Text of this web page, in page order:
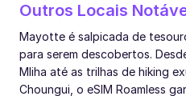
Outros Locais
Mayotte é salpicada de
para serem descobertos.
Mliha até as trilhas de hiking
Choungui, o eSIM Roamless